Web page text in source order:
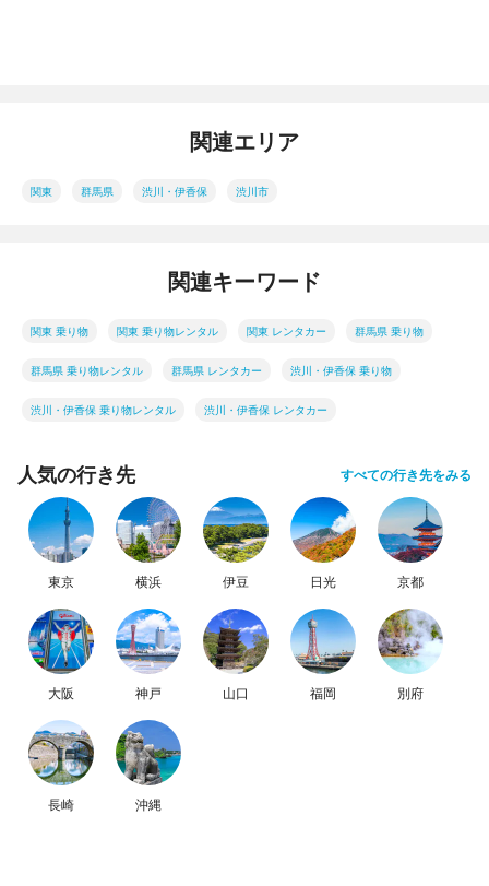
関連エリア
関東 群馬県 渋川・伊香保 渋川市
関連キーワード
関東 乗り物 関東 乗り物レンタル 関東 レンタカー 群馬県 乗り物
群馬県 乗り物レンタル 群馬県 レンタカー 渋川・伊香保 乗り物
渋川・伊香保 乗り物レンタル 渋川・伊香保 レンタカー
人気の行き先 すべての行き先をみる
東京 横浜 伊豆 日光 京都
大阪 神戸 山口 福岡 別府
長崎 沖縄